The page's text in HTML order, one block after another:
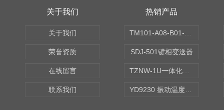
关于我们
关于我们
荣誉资质
在线留言
联系我们
热销产品
SDJ-501键相变送器